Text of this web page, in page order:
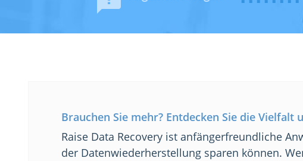
Brauchen Sie mehr? Entdecken Sie die Vielfalt
Raise Data Recovery ist anfängerfreundliche
der Datenwiederherstellung sparen können.